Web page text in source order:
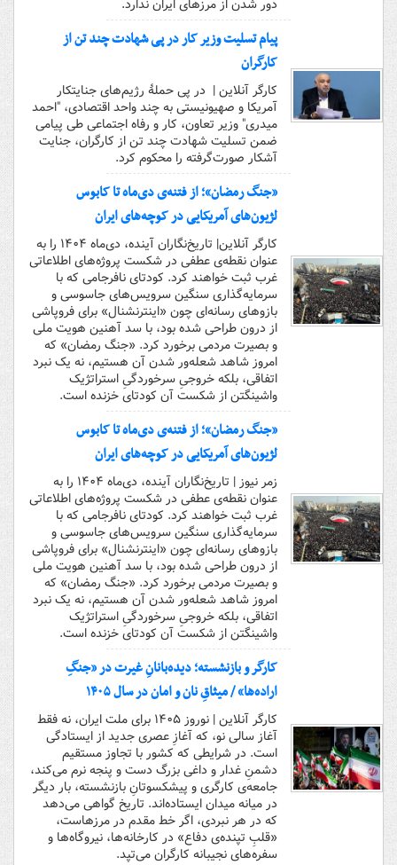
دور شدن از مرزهای ایران ندارد.
پیام تسلیت وزیر کار در پی شهادت چند تن از
کارگران
کارگر آنلاین | در پی حملۀ رژیم‌های جنایتکار
آمریکا و صهیونیستی به چند واحد اقتصادی، "احمد
میدری" وزیر تعاون، کار و رفاه اجتماعی طی پیامی
ضمن تسلیت شهادت چند تن از کارگران، جنایت
آشکار صورت‌گرفته را محکوم کرد.
«جنگ رمضان»؛ از فتنه‌ی دی‌ماه تا کابوس
لژیون‌های آمریکایی در کوچه‌های ایران
کارگر آنلاین| تاریخ‌نگاران آینده، دی‌ماه ۱۴۰۴ را به
عنوان نقطه‌ی عطفی در شکست پروژه‌های اطلاعاتی
غرب ثبت خواهند کرد. کودتای نافرجامی که با
سرمایه‌گذاری سنگین سرویس‌های جاسوسی و
بازوهای رسانه‌ای چون «اینترنشنال» برای فروپاشی
از درون طراحی شده بود، با سد آهنین هویت ملی
و بصیرت مردمی برخورد کرد. «جنگ رمضان» که
امروز شاهد شعله‌ور شدن آن هستیم، نه یک نبرد
اتفاقی، بلکه خروجیِ سرخوردگیِ استراتژیک
واشینگتن از شکست آن کودتای خزنده است.
«جنگ رمضان»؛ از فتنه‌ی دی‌ماه تا کابوس
لژیون‌های آمریکایی در کوچه‌های ایران
زمر نیوز | تاریخ‌نگاران آینده، دی‌ماه ۱۴۰۴ را به
عنوان نقطه‌ی عطفی در شکست پروژه‌های اطلاعاتی
غرب ثبت خواهند کرد. کودتای نافرجامی که با
سرمایه‌گذاری سنگین سرویس‌های جاسوسی و
بازوهای رسانه‌ای چون «اینترنشنال» برای فروپاشی
از درون طراحی شده بود، با سد آهنین هویت ملی
و بصیرت مردمی برخورد کرد. «جنگ رمضان» که
امروز شاهد شعله‌ور شدن آن هستیم، نه یک نبرد
اتفاقی، بلکه خروجیِ سرخوردگیِ استراتژیک
واشینگتن از شکست آن کودتای خزنده است.
کارگر و بازنشسته؛ دیده‌بانانِ غیرت در «جنگِ
اراده‌ها» / میثاقِ نان و امان در سال ۱۴۰۵
کارگر آنلاین | نوروز ۱۴۰۵ برای ملت ایران، نه فقط
آغاز سالی نو، که آغازِ عصری جدید از ایستادگی
است. در شرایطی که کشور با تجاوز مستقیم
دشمنِ غدار و داغی بزرگ دست‌ و‌ پنجه نرم می‌کند،
جامعه‌ی کارگری و پیشکسوتانِ بازنشسته، بار دیگر
در میانه میدان ایستاده‌اند. تاریخ گواهی می‌دهد
که در هر نبردی، اگر خط مقدم در مرزهاست،
«قلبِ تپنده‌ی دفاع» در کارخانه‌ها، نیروگاه‌ها و
سفره‌های نجیبانه کارگران می‌تپد.